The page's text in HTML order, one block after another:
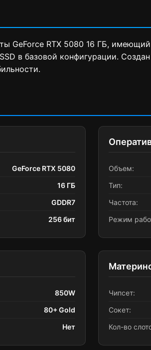
GeForce RTX 5080 16 ГБ,
в базовой конфигурации.
GeForce RTX 5080
16 ГБ
GDDR7
256 бит
Объем:
Тип:
Частота:
Режим
850W
80+ Gold
Нет
Чипсет:
Сокет:
Кол-во